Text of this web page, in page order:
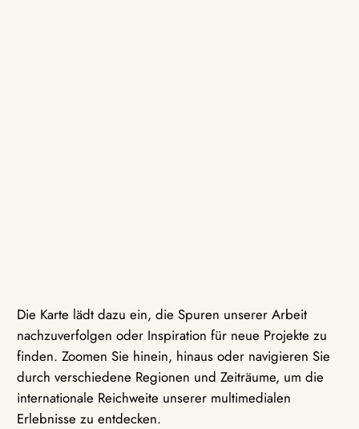
Die Karte lädt dazu ein, die Spuren unserer Arbeit
nachzuverfolgen oder Inspiration für neue Projekte zu
finden. Zoomen Sie hinein, hinaus oder navigieren Sie
durch verschiedene Regionen und Zeiträume, um die
internationale Reichweite unserer multimedialen
Erlebnisse zu entdecken.